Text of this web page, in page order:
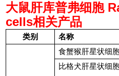
大鼠肝库普弗细胞
cells相关产品
类别 名称
食蟹猴肝星状细
比格犬肝星状细